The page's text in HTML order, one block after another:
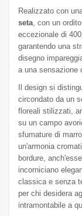
Realizzato con
seta , con un
eccezionale di
garantendo una
disegno
a una sensazione
Il design si
circondato da un
floreali stilizzati,
su un campo
sfumature di
un'armonia
bordure,
incorniciano
classica e senza
per chi desidera
intramontabile a